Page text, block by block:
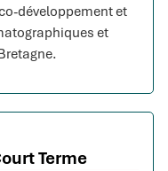
développement et
et
Terme